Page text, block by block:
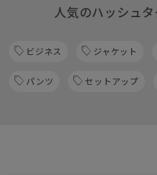
人気のハッシュ
ビジネス ジャケット
パンツ セットアップ